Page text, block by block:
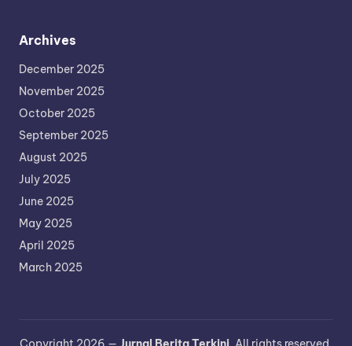
Archives
December 2025
November 2025
October 2025
September 2025
August 2025
July 2025
June 2025
May 2025
April 2025
March 2025